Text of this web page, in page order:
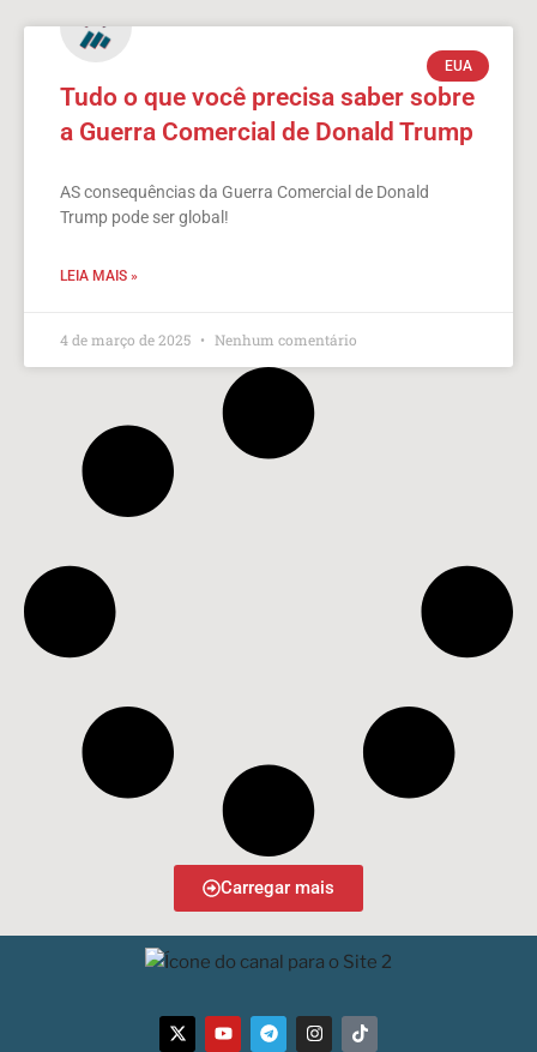
EUA
Tudo o que você precisa saber sobre
a Guerra Comercial de Donald Trump
AS consequências da Guerra Comercial de Donald
Trump pode ser global!
LEIA MAIS »
4 de março de 2025 Nenhum comentário
Carregar mais